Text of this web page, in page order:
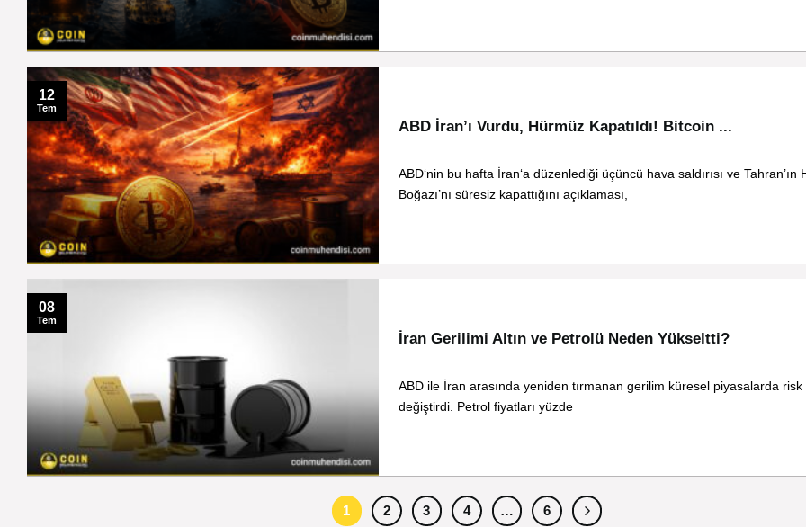
ABD İran’ı Vurdu, Hürmüz Kapatıldı! Bitcoin ...
ABD‘nin bu hafta İran‘a düzenlediği üçüncü hava saldırısı ve Tahran’ın
Boğazı’nı süresiz kapattığını açıklaması,
12
Tem
İran Gerilimi Altın ve Petrolü Neden Yükseltti?
ABD ile İran arasında yeniden tırmanan gerilim küresel piyasalarda risk
değiştirdi. Petrol fiyatları yüzde
08
Tem
1 2 3 4 … 6